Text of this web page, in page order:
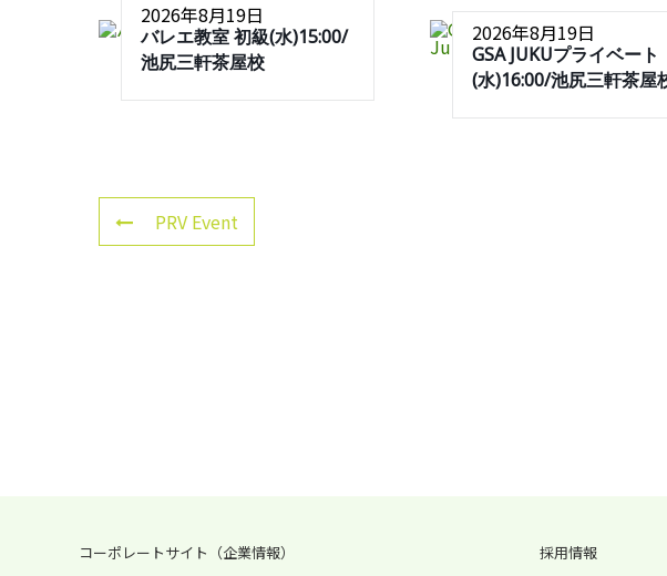
2026年8月19日
バレエ教室 初級(水)15:00/
池尻三軒茶屋校
2026年8月19日
GSA JUKUプライベート
(水)16:00/池尻三軒茶屋
PRV Event
コーポレートサイト（企業情報） 採用情報